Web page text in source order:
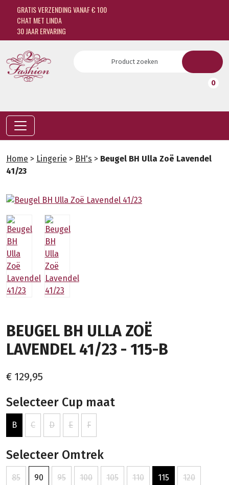
GRATIS VERZENDING VANAF € 100
CHAT MET LINDA
30 JAAR ERVARING
0
Home > Lingerie > BH's > Beugel BH Ulla Zoë Lavendel
41/23
BEUGEL BH ULLA ZOË
LAVENDEL 41/23 - 115-B
€ 129,95
Selecteer Cup maat
B C D E F
Selecteer Omtrek
85 90 95 100 105 110 115 120